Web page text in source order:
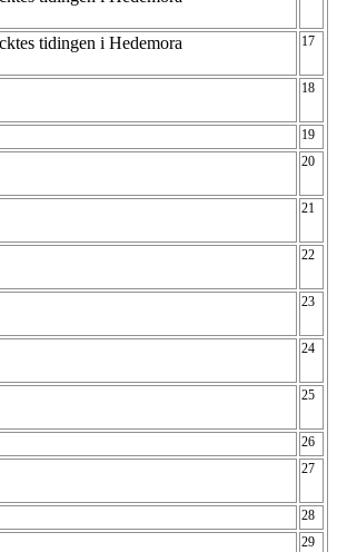
tidingen i Hedemora 17
18
19
20
21
22
23
24
25
26
27
28
29